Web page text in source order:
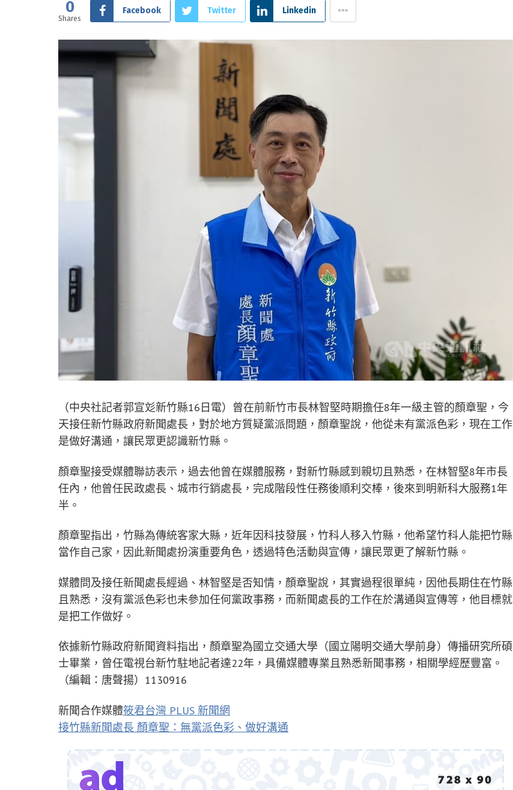
0
Shares
Facebook Twitter Linkedin
（中央社記者郭宣彣新竹縣16日電）曾在前新竹市長林智堅時期擔任8年一級主管的顏章聖，今
天接任新竹縣政府新聞處長，對於地方質疑黨派問題，顏章聖說，他從未有黨派色彩，現在工作
是做好溝通，讓民眾更認識新竹縣。
顏章聖接受媒體聯訪表示，過去他曾在媒體服務，對新竹縣感到親切且熟悉，在林智堅8年市長
任內，他曾任民政處長、城市行銷處長，完成階段性任務後順利交棒，後來到明新科大服務1年
半。
顏章聖指出，竹縣為傳統客家大縣，近年因科技發展，竹科人移入竹縣，他希望竹科人能把竹縣
當作自己家，因此新聞處扮演重要角色，透過特色活動與宣傳，讓民眾更了解新竹縣。
媒體問及接任新聞處長經過、林智堅是否知情，顏章聖說，其實過程很單純，因他長期住在竹縣
且熟悉，沒有黨派色彩也未參加任何黨政事務，而新聞處長的工作在於溝通與宣傳等，他目標就
是把工作做好。
依據新竹縣政府新聞資料指出，顏章聖為國立交通大學（國立陽明交通大學前身）傳播研究所碩
士畢業，曾任電視台新竹駐地記者達22年，具備媒體專業且熟悉新聞事務，相關學經歷豐富。
（編輯：唐聲揚）1130916
新聞合作媒體筱君台灣 PLUS 新聞網
接竹縣新聞處長 顏章聖：無黨派色彩、做好溝通